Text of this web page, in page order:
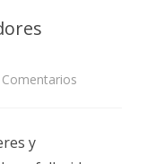
Comentarios
y